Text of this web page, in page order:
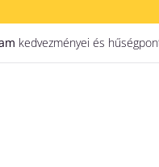
kedvezményei és